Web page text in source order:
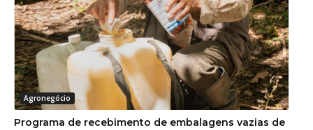
Agronegócio
Programa de recebimento de embalagens vazias de